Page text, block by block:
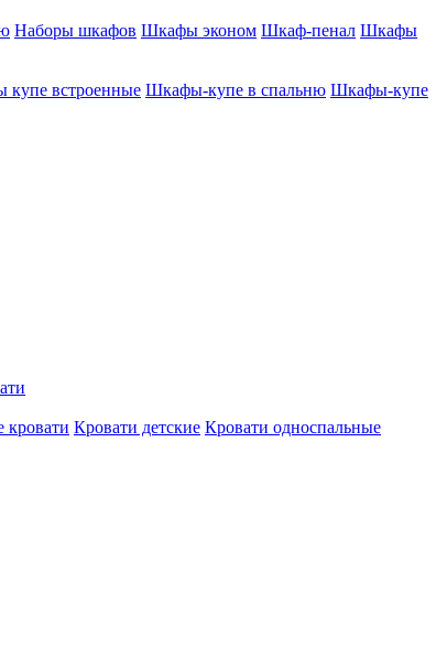
Наборы шкафов Шкафы эконом Шкаф-пенал Шкафы
встроенные Шкафы-купе в спальню Шкафы-купе
кровати Кровати детские Кровати односпальные